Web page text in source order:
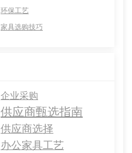
环保工艺
家具选购技巧
企业采购
供应商甄选指南
供应商选择
办公家具工艺